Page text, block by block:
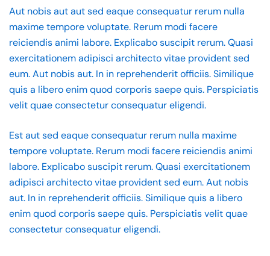
Aut nobis aut aut sed eaque consequatur rerum nulla
maxime tempore voluptate. Rerum modi facere
reiciendis animi labore. Explicabo suscipit rerum. Quasi
exercitationem adipisci architecto vitae provident sed
eum. Aut nobis aut. In in reprehenderit officiis. Similique
quis a libero enim quod corporis saepe quis. Perspiciatis
velit quae consectetur consequatur eligendi.
Est aut sed eaque consequatur rerum nulla maxime
tempore voluptate. Rerum modi facere reiciendis animi
labore. Explicabo suscipit rerum. Quasi exercitationem
adipisci architecto vitae provident sed eum. Aut nobis
aut. In in reprehenderit officiis. Similique quis a libero
enim quod corporis saepe quis. Perspiciatis velit quae
consectetur consequatur eligendi.